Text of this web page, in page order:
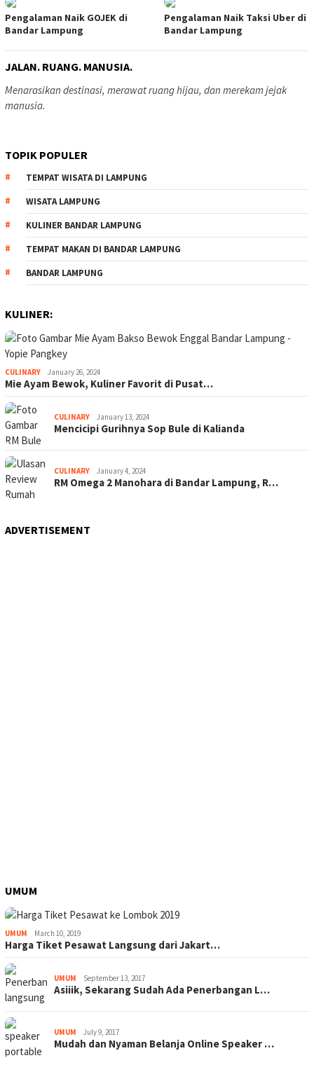
Pengalaman Naik GOJEK di
Bandar Lampung
Pengalaman Naik Taksi Uber di
Bandar Lampung
JALAN. RUANG. MANUSIA.
Menarasikan destinasi, merawat ruang hijau, dan merekam jejak
manusia.
TOPIK POPULER
TEMPAT WISATA DI LAMPUNG
WISATA LAMPUNG
KULINER BANDAR LAMPUNG
TEMPAT MAKAN DI BANDAR LAMPUNG
BANDAR LAMPUNG
KULINER:
CULINARY January 26, 2024
Mie Ayam Bewok, Kuliner Favorit di Pusat…
CULINARY January 13, 2024
Mencicipi Gurihnya Sop Bule di Kalianda
CULINARY January 4, 2024
RM Omega 2 Manohara di Bandar Lampung, R…
ADVERTISEMENT
UMUM
UMUM March 10, 2019
Harga Tiket Pesawat Langsung dari Jakart…
UMUM September 13, 2017
Asiiik, Sekarang Sudah Ada Penerbangan L…
UMUM July 9, 2017
Mudah dan Nyaman Belanja Online Speaker …